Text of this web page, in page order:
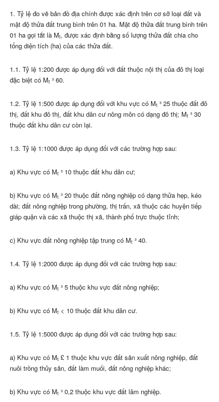
1. Tỷ lệ đo vẽ bản đồ địa chính được xác định trên cơ sở loại đất và
mật độ thửa đất trung bình trên 01 ha. Mật độ thửa đất trung bình trên
01 ha gọi tắt là Mt, được xác định bằng số lượng thửa đất chia cho
tổng diện tích (ha) của các thửa đất.
1.1. Tỷ lệ 1:200 được áp dụng đối với đất thuộc nội thị của đô thị loại
đặc biệt có Mt ³ 60.
1.2. Tỷ lệ 1:500 được áp dụng đối với khu vực có Mt ³ 25 thuộc đất đô
thị, đất khu đô thị, đất khu dân cư nông môn có dạng đô thị; Mt ³ 30
thuộc đất khu dân cư còn lại.
1.3. Tỷ lệ 1:1000 được áp dụng đối với các trường hợp sau:
a) Khu vực có Mt ³ 10 thuộc đất khu dân cư;
b) Khu vực có Mt ³ 20 thuộc đất nông nghiệp có dạng thửa hẹp, kéo
dài; đất nông nghiệp trong phường, thị trấn, xã thuộc các huyện tiếp
giáp quận và các xã thuộc thị xã, thành phố trực thuộc tỉnh;
c) Khu vực đất nông nghiệp tập trung có Mt ³ 40.
1.4. Tỷ lệ 1:2000 được áp dụng đối với các trường hợp sau:
a) Khu vực có Mt ³ 5 thuộc khu vực đất nông nghiệp;
b) Khu vực có Mt < 10 thuộc đất khu dân cư.
1.5. Tỷ lệ 1:5000 được áp dụng đối với các trường hợp sau:
a) Khu vực có Mt £ 1 thuộc khu vực đất sản xuất nông nghiệp, đất
nuôi trồng thủy sản, đất làm muối, đất nông nghiệp khác;
b) Khu vực có Mt ³ 0,2 thuộc khu vực đất lâm nghiệp.